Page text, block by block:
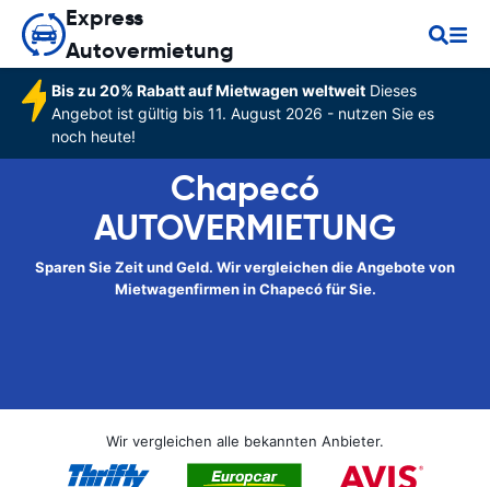
Express
Autovermietung
Bis zu 20% Rabatt auf Mietwagen weltweitDieses
Angebot ist gültig bis 11. August 2026 - nutzen Sie es
noch heute!
Chapecó
AUTOVERMIETUNG
Sparen Sie Zeit und Geld. Wir vergleichen die Angebote von
Mietwagenfirmen in Chapecó für Sie.
Wir vergleichen alle bekannten Anbieter.